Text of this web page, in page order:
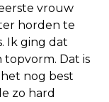
vrouw
horden te
Ik ging dat
topvorm. Dat is
nog best
zo hard